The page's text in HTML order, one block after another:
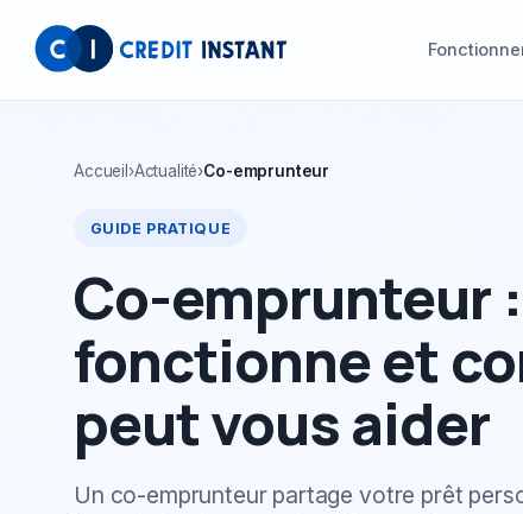
Accueil ›Actualité›Co-emprunteur
GUIDE PRATIQUE
Co-emprunteur
fonctionne et
peut vous aider
Un co-emprunteur partage votre prêt